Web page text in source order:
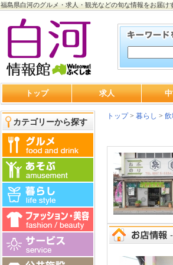
福島県白河のグルメ・求人・観光などの旬な情報をお届け
トップ 求人
カテゴリーから探す
トップ> 暮らし > 飲